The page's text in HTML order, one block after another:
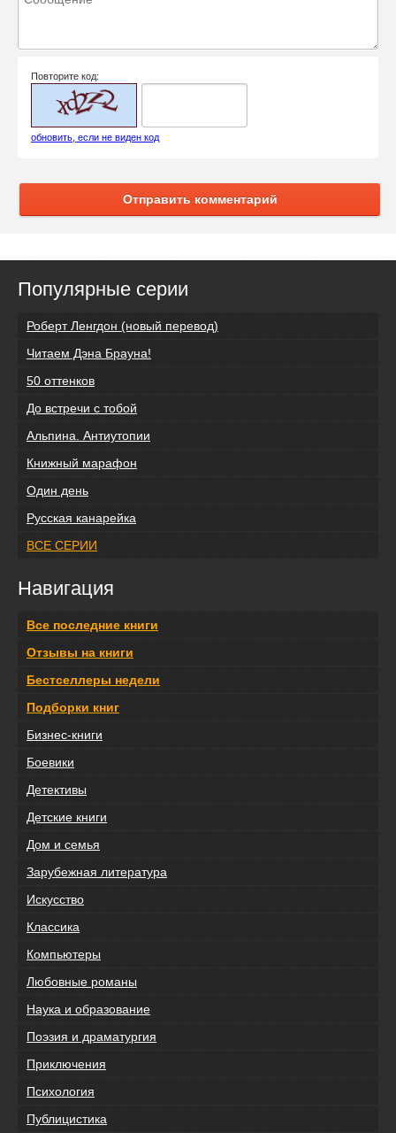
Повторите код:
обновить, если не виден код
Отправить комментарий
Популярные серии
Роберт Ленгдон (новый перевод)
Читаем Дэна Брауна!
50 оттенков
До встречи с тобой
Альпина. Антиутопии
Книжный марафон
Один день
Русская канарейка
ВСЕ СЕРИИ
Навигация
Все последние книги
Отзывы на книги
Бестселлеры недели
Подборки книг
Бизнес-книги
Боевики
Детективы
Детские книги
Дом и семья
Зарубежная литература
Искусство
Классика
Компьютеры
Любовные романы
Наука и образование
Поэзия и драматургия
Приключения
Психология
Публицистика